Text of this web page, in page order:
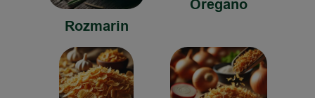
Rozmarin
Oregano